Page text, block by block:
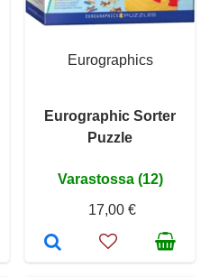
Eurographics
Eurographic Sorter
Puzzle
Varastossa (12)
17,00 €